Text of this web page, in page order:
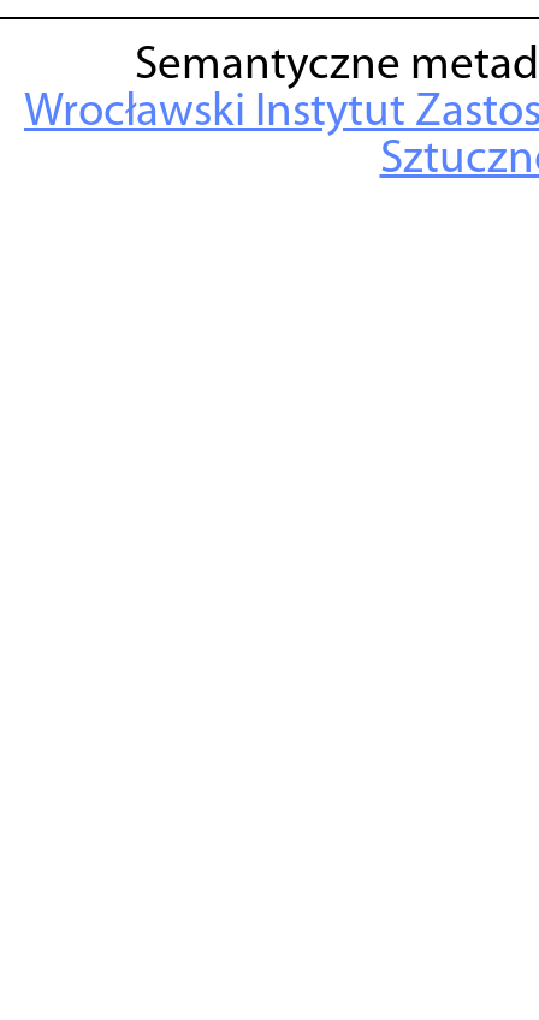
Semantyczne
Wrocławski Instytut